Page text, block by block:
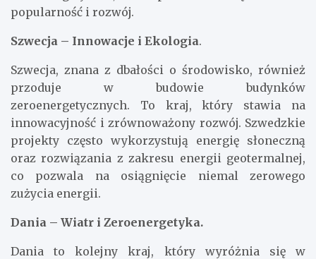
popularność i rozwój.
Szwecja – Innowacje i Ekologia.
Szwecja, znana z dbałości o środowisko, również
przoduje w budowie budynków
zeroenergetycznych. To kraj, który stawia na
innowacyjność i zrównoważony rozwój. Szwedzkie
projekty często wykorzystują energię słoneczną
oraz rozwiązania z zakresu energii geotermalnej,
co pozwala na osiągnięcie niemal zerowego
zużycia energii.
Dania – Wiatr i Zeroenergetyka.
Dania to kolejny kraj, który wyróżnia się w